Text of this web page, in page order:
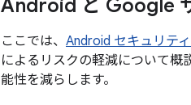
Android と Google
ここでは、 Android セキュリテ
によるリスクの軽減について概
能性を減らします。